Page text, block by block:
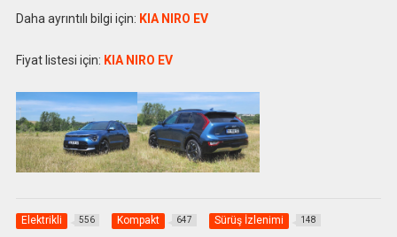
Daha ayrıntılı bilgi için: KIA NIRO EV
Fiyat listesi için: KIA NIRO EV
Elektrikli 556 Kompakt 647 Sürüş İzlenimi 148